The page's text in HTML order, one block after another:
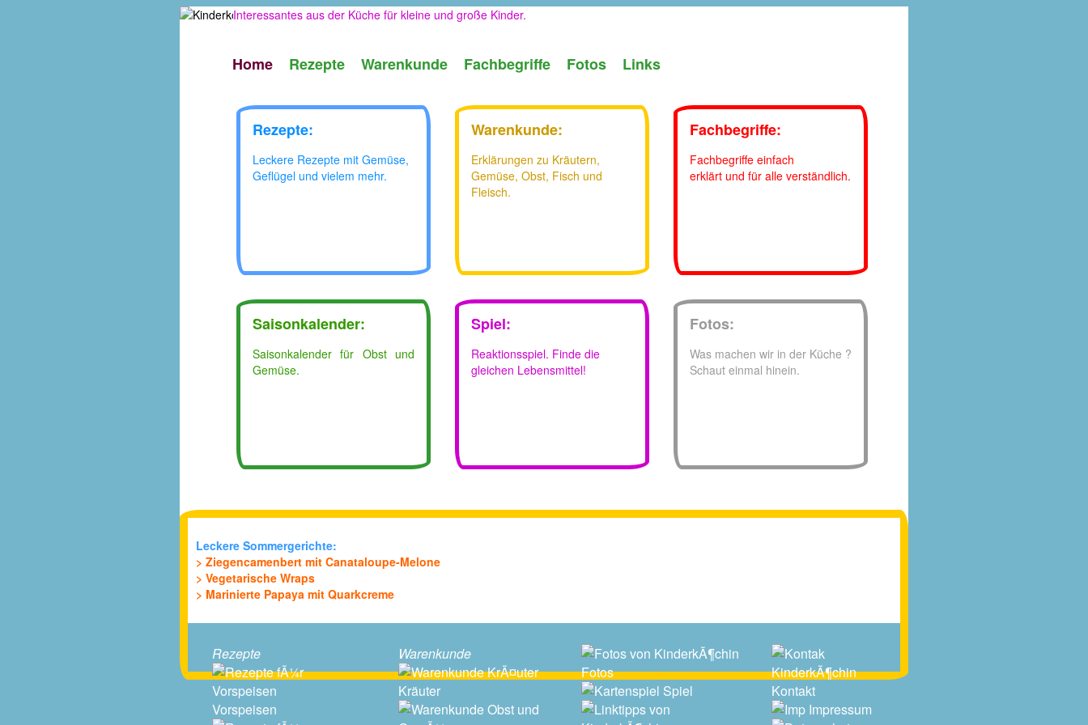
Interessantes aus der Küche für kleine und große Kinder.
Home Rezepte Warenkunde Fachbegriffe Fotos Links
Rezepte:
Leckere Rezepte mit Gemüse,
Geflügel und vielem mehr.
Warenkunde:
Erklärungen zu Kräutern,
Gemüse, Obst, Fisch und
Fleisch.
Fachbegriffe:
Fachbegriffe einfach
erklärt und für alle verständlich.
Saisonkalender:
Saisonkalender für Obst und
Gemüse.
Spiel:
Reaktionsspiel. Finde die
gleichen Lebensmittel!
Fotos:
Was machen wir in der Küche ?
Schaut einmal hinein.
Leckere Sommergerichte:
> Ziegencamenbert mit Canataloupe-Melone
> Vegetarische Wraps
> Marinierte Papaya mit Quarkcreme
Rezepte
Vorspeisen
Warenkunde
Kräuter
Fotos
Spiel
Kontakt
Impressum